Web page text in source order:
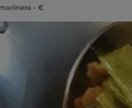
- €